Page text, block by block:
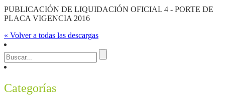
PUBLICACIÓN DE LIQUIDACIÓN OFICIAL 4 - PORTE DE
PLACA VIGENCIA 2016
« Volver a todas las descargas
Categorías